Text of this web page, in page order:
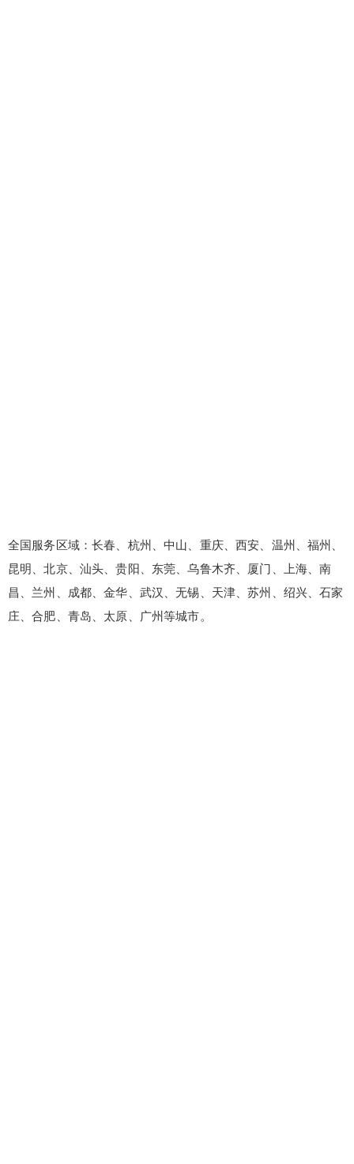
全国服务区域：长春、杭州、中山、重庆、西安、温州、福州、
昆明、北京、汕头、贵阳、东莞、乌鲁木齐、厦门、上海、南
昌、兰州、成都、金华、武汉、无锡、天津、苏州、绍兴、石家
庄、合肥、青岛、太原、广州等城市。